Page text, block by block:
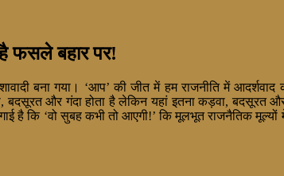
फसले बहार पर!
बना गया। ‘आप’ की जीत में हम राजनीति में
बदसूरत और गंदा होता है लेकिन यहां इतना कड़वा,
है कि ‘वो सुबह कभी तो आएगी!’ कि मूलभूत राजनैतिक